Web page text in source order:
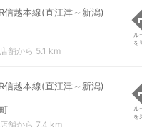
信越本線(直江津～新潟)
舗から 5.1 km
ル
を
信越本線(直江津～新潟)
舗から 7.4 km
ル
を